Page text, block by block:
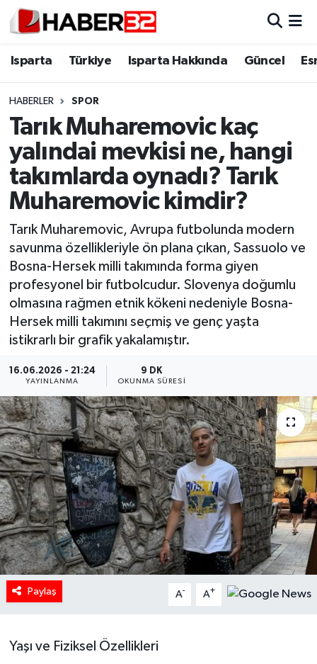
Isparta Türkiye Isparta Hakkında Güncel
HABERLER SPOR
Tarık Muharemovic kaç
yalındai mevkisi ne, hangi
takımlarda oynadı? Tarık
Muharemovic kimdir?
Tarık Muharemovic, Avrupa futbolunda modern
savunma özellikleriyle ön plana çıkan, Sassuolo ve
Bosna-Hersek milli takımında forma giyen
profesyonel bir futbolcudur. Slovenya doğumlu
olmasına rağmen etnik kökeni nedeniyle Bosna-
Hersek milli takımını seçmiş ve genç yaşta
istikrarlı bir grafik yakalamıştır.
16.06.2026 - 21:24
YAYINLANMA
9 DK
OKUNMA SÜRESI
Paylaş A- A+
Yaşı ve Fiziksel Özellikleri
Isparta
Esnaf Diyor ki;
ASAYİŞ
BİLİM VE TEKNOLOJİ
EĞİTİM
GENEL
Güncel
HABERDE İNSAN
İlginç
KÜLTÜR SANAT
MAGAZİN
Oyun
POLİTİKA
RESMİ İLANLAR
SAĞLIK
Isparta Nöbetçi Eczaneler
Isparta Trafik Yoğunluk Haritası
Süper Lig Puan Durumu ve Fikstür
Tüm Manşetler
Son Dakika Haberleri
Haber Arşivi